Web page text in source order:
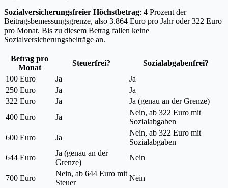
Sozialversicherungsfreier Höchstbetrag: 4 Prozent der
Beitragsbemessungsgrenze, also 3.864 Euro pro Jahr oder 322 Euro
pro Monat. Bis zu diesem Betrag fallen keine
Sozialversicherungsbeiträge an.
Betrag pro
Monat
Steuerfrei?
Sozialabgabenfrei?
100 Euro
Ja
Ja
250 Euro
Ja
Ja
322 Euro
Ja
Ja (genau an der Grenze)
400 Euro
Ja
Nein, ab 322 Euro mit
Sozialabgaben
600 Euro
Ja
Nein, ab 322 Euro mit
Sozialabgaben
644 Euro
Ja (genau an der
Grenze)
Nein
700 Euro
Nein, ab 644 Euro mit
Steuer
Nein